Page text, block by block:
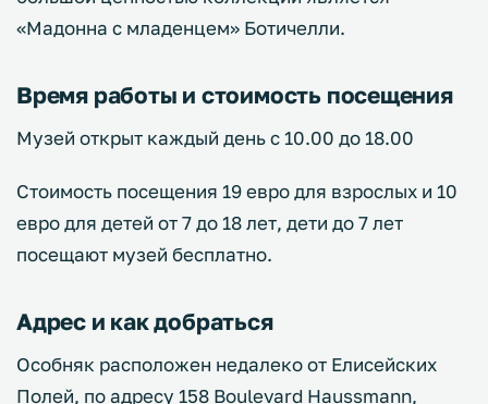
«Мадонна с младенцем» Ботичелли.
Время работы и стоимость посещения
Музей открыт каждый день с 10.00 до 18.00
Стоимость посещения 19 евро для взрослых и 10
евро для детей от 7 до 18 лет, дети до 7 лет
посещают музей бесплатно.
Адрес и как добраться
Особняк расположен недалеко от Елисейских
Полей, по адресу 158 Boulevard Haussmann,